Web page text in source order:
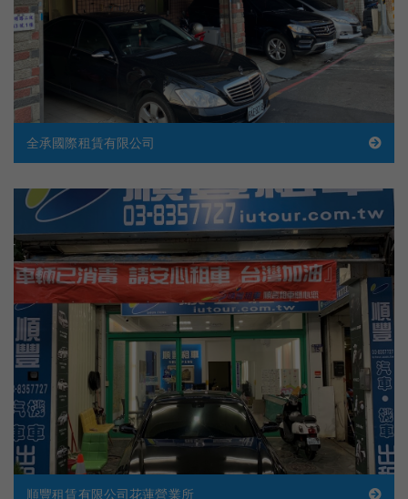
全承國際租賃有限公司
順豐租賃有限公司花蓮營業所